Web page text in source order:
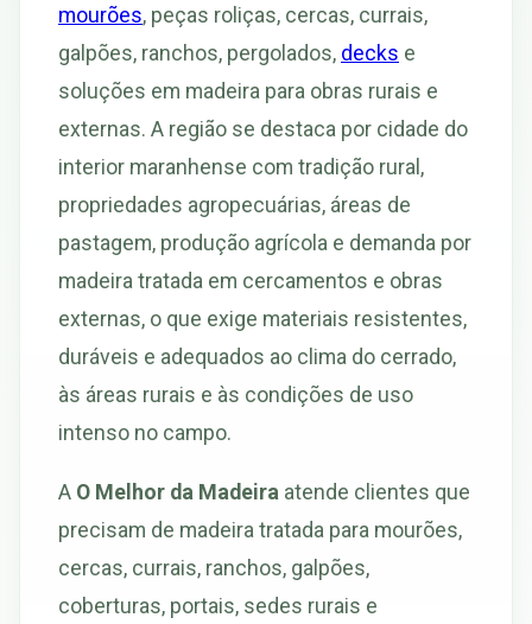
mourões, peças roliças, cercas, currais,
galpões, ranchos, pergolados, decks e
soluções em madeira para obras rurais e
externas. A região se destaca por cidade do
interior maranhense com tradição rural,
propriedades agropecuárias, áreas de
pastagem, produção agrícola e demanda por
madeira tratada em cercamentos e obras
externas, o que exige materiais resistentes,
duráveis e adequados ao clima do cerrado,
às áreas rurais e às condições de uso
intenso no campo.
A O Melhor da Madeira atende clientes que
precisam de madeira tratada para mourões,
cercas, currais, ranchos, galpões,
coberturas, portais, sedes rurais e